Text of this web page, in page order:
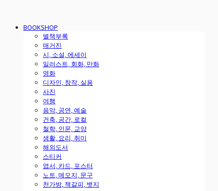
BOOKSHOP
별책부록
매거진
시, 소설, 에세이
일러스트, 회화, 만화
영화
디자인, 창작, 실용
사진
여행
음악, 공연, 예술
건축, 공간, 로컬
철학, 인문, 교양
생활, 요리, 취미
해외도서
스티커
엽서, 카드, 포스터
노트, 메모지, 문구
천가방, 책갈피, 뱃지